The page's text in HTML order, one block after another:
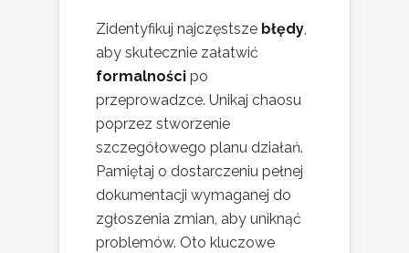
Zidentyfikuj najczęstsze błędy,
aby skutecznie załatwić
formalności po
przeprowadzce. Unikaj chaosu
poprzez stworzenie
szczegółowego planu działań.
Pamiętaj o dostarczeniu pełnej
dokumentacji wymaganej do
zgłoszenia zmian, aby uniknąć
problemów. Oto kluczowe